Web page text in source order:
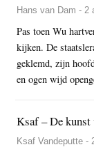
Hans van Dam - 2
Pas toen Wu
kijken. De
geklemd, zijn
en ogen wijd
Ksaf – De kunst
Ksaf Vandeputte -